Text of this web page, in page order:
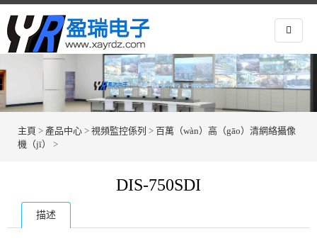
主頁 > 產品中心 > 視頻監控係列 > 百萬（wàn）高（gāo）清網絡攝像
機（jī）
>
DIS-750SDI
描述